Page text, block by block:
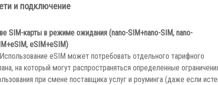
и подключение
SIM-карты в режиме ожидания (nano-SIM+nano-SIM, nano-
eSIM+eSIM)
eSIM может потребовать отдельного тарифного
на который могут распространяться определенные
при смене поставщика услуг и роуминга (даже если